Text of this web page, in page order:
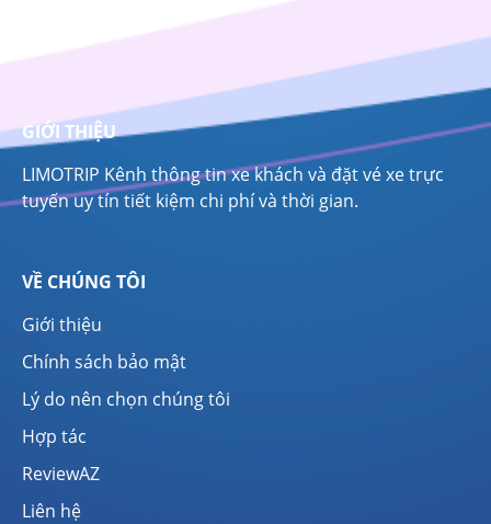
GIỚI THIỆU
LIMOTRIP Kênh thông tin xe khách và đặt vé xe trực
tuyến uy tín tiết kiệm chi phí và thời gian.
VỀ CHÚNG TÔI
Giới thiệu
Chính sách bảo mật
Lý do nên chọn chúng tôi
Hợp tác
ReviewAZ
Liên hệ